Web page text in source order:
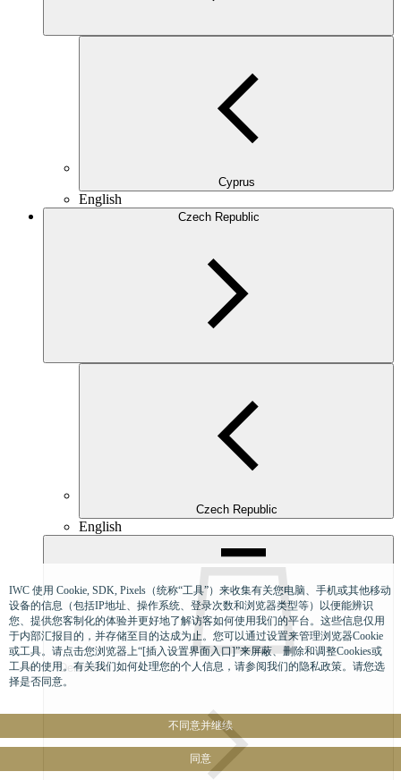
Cyprus
English
Czech Republic
Czech Republic
English
Denmark
IWC 使用 Cookie, SDK, Pixels（统称“工具”）来收集有关您电脑、手机或其他移动
设备的信息（包括IP地址、操作系统、登录次数和浏览器类型等）以便能辨识
您、提供您客制化的体验并更好地了解访客如何使用我们的平台。这些信息仅用
于内部汇报目的，并存储至目的达成为止。您可以通过设置来管理浏览器Cookie
或工具。请点击您浏览器上“[插入设置界面入口]”来屏蔽、删除和调整Cookies或
工具的使用。有关我们如何处理您的个人信息，请参阅我们的隐私政策。请您选
择是否同意。
不同意并继续
同意